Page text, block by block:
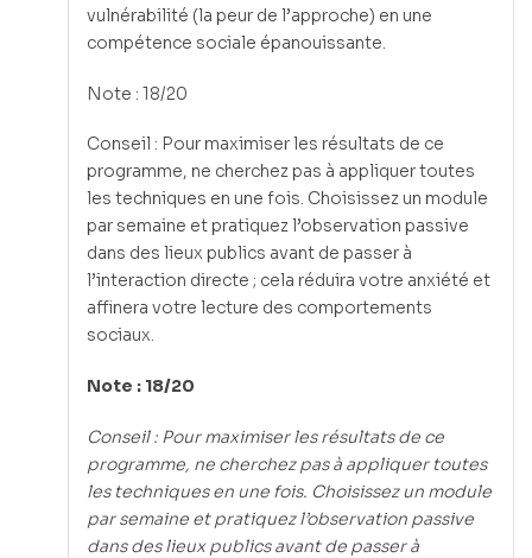
vulnérabilité (la peur de l’approche) en une
compétence sociale épanouissante.
Note : 18/20
Conseil : Pour maximiser les résultats de ce
programme, ne cherchez pas à appliquer toutes
les techniques en une fois. Choisissez un module
par semaine et pratiquez l’observation passive
dans des lieux publics avant de passer à
l’interaction directe ; cela réduira votre anxiété et
affinera votre lecture des comportements
sociaux.
Note : 18/20
Conseil : Pour maximiser les résultats de ce
programme, ne cherchez pas à appliquer toutes
les techniques en une fois. Choisissez un module
par semaine et pratiquez l’observation passive
dans des lieux publics avant de passer à